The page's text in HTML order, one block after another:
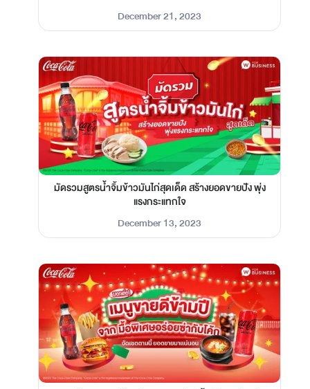
December 21, 2023
มัดรวมสูตรน้ำจิ้มข้าวมันไก่สุดเด็ด สร้างยอดขายปัง พุ่ง
แรงกระแทกใจ
December 13, 2023